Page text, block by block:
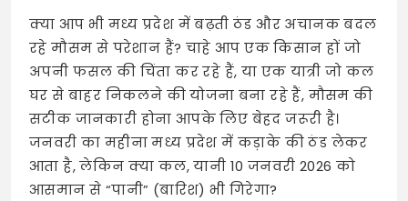
क्या आप भी मध्य प्रदेश में बढ़ती ठंड और अचानक बदल
रहे मौसम से परेशान हैं? चाहे आप एक किसान हों जो
अपनी फसल की चिंता कर रहे हैं, या एक यात्री जो कल
घर से बाहर निकलने की योजना बना रहे हैं, मौसम की
सटीक जानकारी होना आपके लिए बेहद जरूरी है।
जनवरी का महीना मध्य प्रदेश में कड़ाके की ठंड लेकर
आता है, लेकिन क्या कल, यानी 10 जनवरी 2026 को
आसमान से “पानी” (बारिश) भी गिरेगा?